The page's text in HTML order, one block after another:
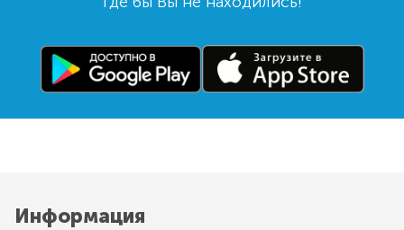
Информация